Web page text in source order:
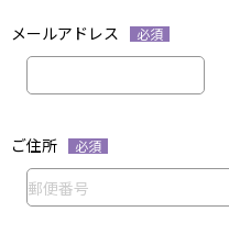
メールアドレス 必須
ご住所 必須